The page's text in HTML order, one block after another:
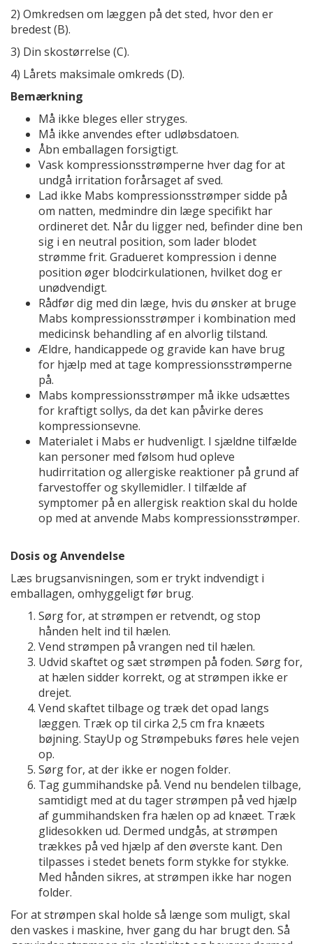
2) Omkredsen om læggen på det sted, hvor den er
bredest (B).
3) Din skostørrelse (C).
4) Lårets maksimale omkreds (D).
Bemærkning
Må ikke bleges eller stryges.
Må ikke anvendes efter udløbsdatoen.
Åbn emballagen forsigtigt.
Vask kompressionsstrømperne hver dag for at
undgå irritation forårsaget af sved.
Lad ikke Mabs kompressionsstrømper sidde på
om natten, medmindre din læge specifikt har
ordineret det. Når du ligger ned, befinder dine ben
sig i en neutral position, som lader blodet
strømme frit. Gradueret kompression i denne
position øger blodcirkulationen, hvilket dog er
unødvendigt.
Rådfør dig med din læge, hvis du ønsker at bruge
Mabs kompressionsstrømper i kombination med
medicinsk behandling af en alvorlig tilstand.
Ældre, handicappede og gravide kan have brug
for hjælp med at tage kompressionsstrømperne
på.
Mabs kompressionsstrømper må ikke udsættes
for kraftigt sollys, da det kan påvirke deres
kompressionsevne.
Materialet i Mabs er hudvenligt. I sjældne tilfælde
kan personer med følsom hud opleve
hudirritation og allergiske reaktioner på grund af
farvestoffer og skyllemidler. I tilfælde af
symptomer på en allergisk reaktion skal du holde
op med at anvende Mabs kompressionsstrømper.
Dosis og Anvendelse
Læs brugsanvisningen, som er trykt indvendigt i
emballagen, omhyggeligt før brug.
Sørg for, at strømpen er retvendt, og stop
hånden helt ind til hælen.
Vend strømpen på vrangen ned til hælen.
Udvid skaftet og sæt strømpen på foden. Sørg for,
at hælen sidder korrekt, og at strømpen ikke er
drejet.
Vend skaftet tilbage og træk det opad langs
læggen. Træk op til cirka 2,5 cm fra knæets
bøjning. StayUp og Strømpebuks føres hele vejen
op.
Sørg for, at der ikke er nogen folder.
Tag gummihandske på. Vend nu bendelen tilbage,
samtidigt med at du tager strømpen på ved hjælp
af gummihandsken fra hælen op ad knæet. Træk
glidesokken ud. Dermed undgås, at strømpen
trækkes på ved hjælp af den øverste kant. Den
tilpasses i stedet benets form stykke for stykke.
Med hånden sikres, at strømpen ikke har nogen
folder.
For at strømpen skal holde så længe som muligt, skal
den vaskes i maskine, hver gang du har brugt den. Så